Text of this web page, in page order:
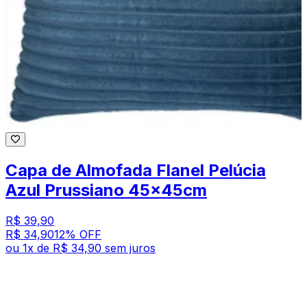
Capa de Almofada Flanel Pelúcia
Azul Prussiano 45x45cm
R$ 39,90
R$ 34,9012% OFF
ou 1x de R$ 34,90 sem juros